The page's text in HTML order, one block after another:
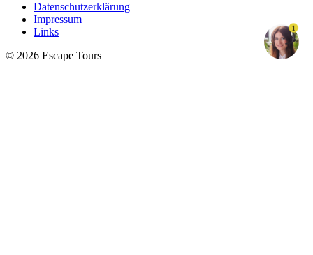
Datenschutzerklärung
Impressum
Links
© 2026 Escape Tours
1